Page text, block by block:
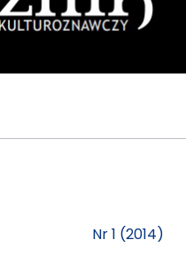
Nr 1 (2014)